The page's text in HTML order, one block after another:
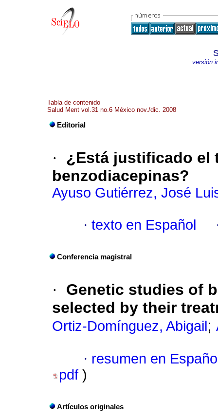
versión
Tabla de contenido
Salud Ment vol.31 no.6 México nov./dic. 2008
Editorial
·
¿Está justificado el
benzodiacepinas?
Ayuso Gutiérrez, José
· texto en Español
Conferencia magistral
·
Genetic studies of
selected by their
Ortiz-Domínguez, Abigail ;
· resumen en
pdf )
Artículos originales